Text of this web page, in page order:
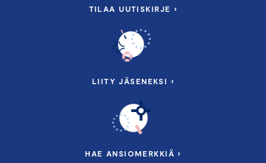
TILAA UUTISKIRJE ›
LIITY JÄSENEKSI ›
HAE ANSIOMERKKIÄ ›